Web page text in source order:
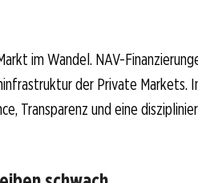
im Wandel. NAV-
der Private Markets.
Transparenz und eine